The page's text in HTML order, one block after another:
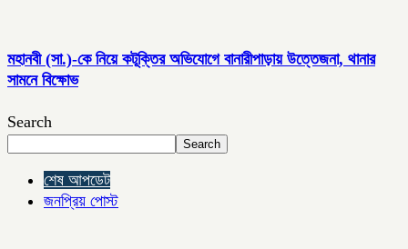
মহানবী (সা.)-কে নিয়ে কটূক্তির অভিযোগে বানারীপাড়ায় উত্তেজনা, থানার
সামনে বিক্ষোভ
Search
Search
শেষ আপডেট
জনপ্রিয় পোস্ট